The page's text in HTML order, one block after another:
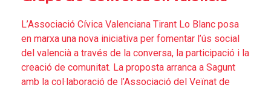
L’Associació Cívica Valenciana Tirant Lo Blanc posa
en marxa una nova iniciativa per fomentar l’ús social
del valencià a través de la conversa, la participació i la
creació de comunitat. La proposta arranca a Sagunt
amb la col·laboració de l’Associació del Veïnat de